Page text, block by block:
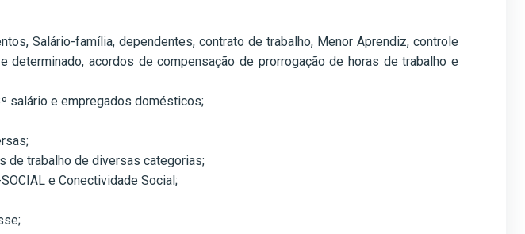
Salário-família, dependentes, contrato de trabalho, Menor Aprendiz, controle
acordos de compensação de prorrogação de horas de trabalho e
salário e empregados domésticos;
de trabalho de diversas categorias;
e Conectividade Social;